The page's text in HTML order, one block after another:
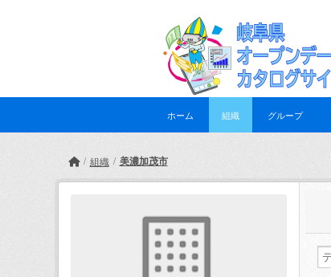
ホーム 組織 グループ
組織 美濃加茂市